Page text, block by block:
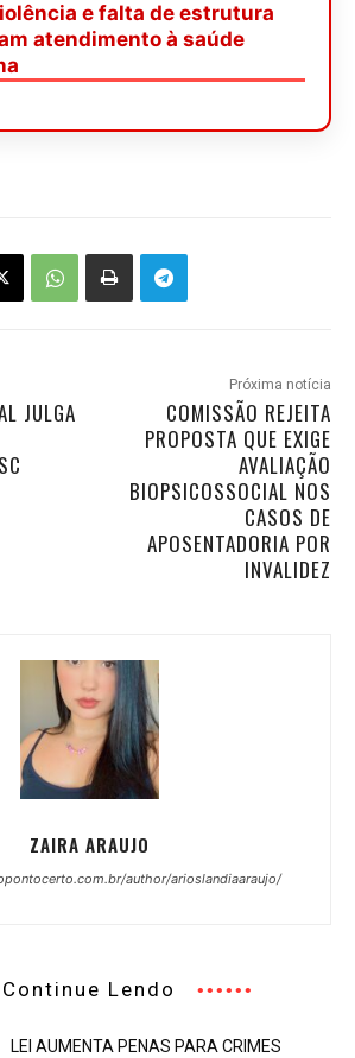
e falta de estrutura
atendimento à saúde
JULGA
Próxima notícia
COMISSÃO REJEITA
PROPOSTA QUE EXIGE
AVALIAÇÃO
BIOPSICOSSOCIAL NOS
CASOS DE
APOSENTADORIA POR
INVALIDEZ
ZAIRA ARAUJO
author/arioslandiaaraujo/
Continue Lendo
LEI AUMENTA PENAS PARA CRIMES